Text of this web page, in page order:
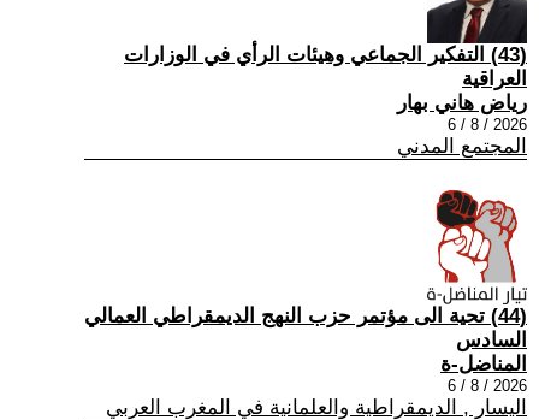
(43) التفكير الجماعي وهيئات الرأي في الوزارات
العراقية
رياض هاني بهار
2026 / 8 / 6
المجتمع المدني
(44) تحية الى مؤتمر حزب النهج الديمقراطي العمالي
السادس
المناضل-ة
2026 / 8 / 6
اليسار , الديمقراطية والعلمانية في المغرب العربي